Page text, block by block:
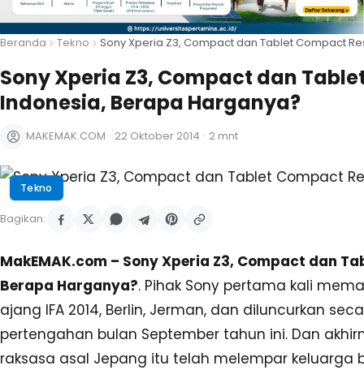
Beranda Tekno Sony Xperia Z3, Compact dan Tablet Compact
Sony Xperia Z3, Compact dan
Indonesia, Berapa Harganya?
MAKEMAK.COM · 22 Oktober 2014 · 2 mnt
Tekno
Bagikan:
MakEMAK.com – Sony Xperia Z3, Compact dan
Berapa Harganya?. Pihak Sony pertama kali
ajang IFA 2014, Berlin, Jerman, dan diluncurkan
pertengahan bulan September tahun ini. Dan
raksasa asal Jepang itu telah melempar keluarga